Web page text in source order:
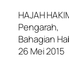
HAJAH
Pengarah,
Bahagian
26 Mei 2015